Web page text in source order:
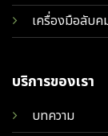
เครื่องมือลับค
บริการของเรา
บทความ